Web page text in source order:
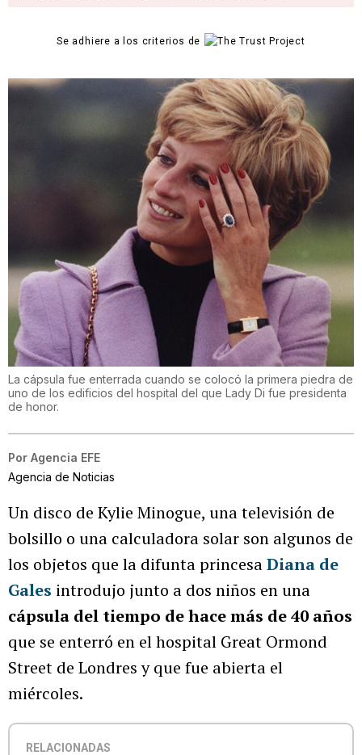
Se adhiere a los criterios de
La cápsula fue enterrada cuando se colocó la primera piedra de
uno de los edificios del hospital del que Lady Di fue presidenta
de honor.
Por Agencia EFE
Agencia de Noticias
Un disco de Kylie Minogue, una televisión de
bolsillo o una calculadora solar son algunos de
los objetos que la difunta princesaDiana de
Gales introdujo junto a dos niños en una
cápsula del tiempo de hace más de 40 años
que se enterró en el hospital Great Ormond
Street de Londres y que fue abierta el
miércoles.
RELACIONADAS